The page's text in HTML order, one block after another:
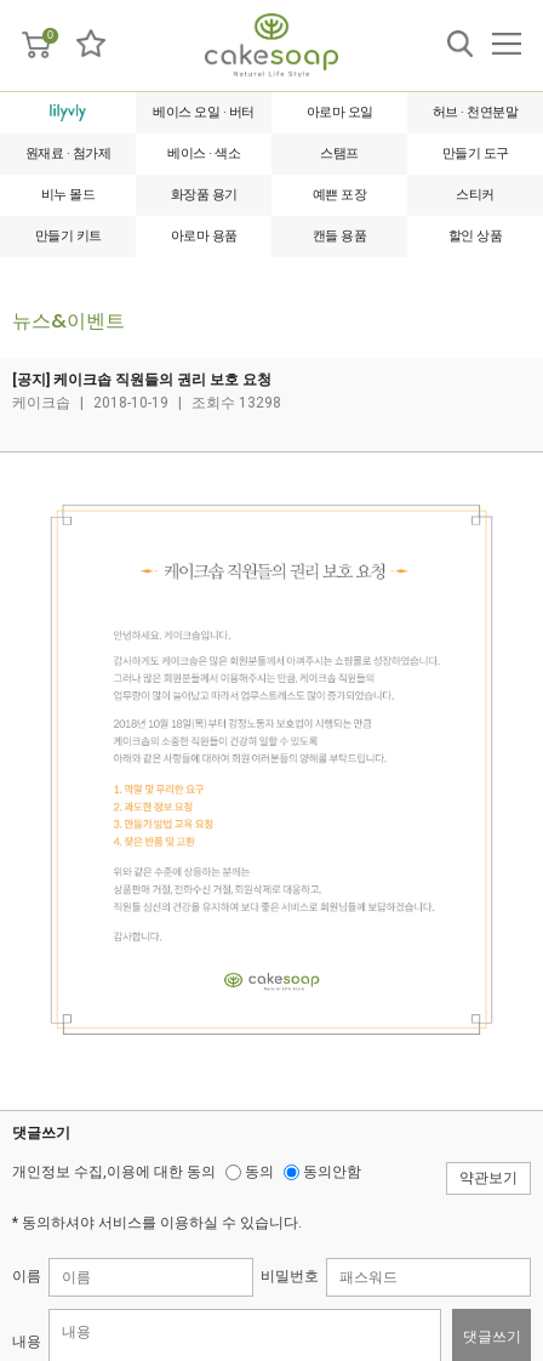
0
베이스 오일 · 버터 아로마 오일 허브 · 천연분말
원재료 · 첨가제 베이스 · 색소 스탬프 만들기 도구
비누 몰드 화장품 용기 예쁜 포장 스티커
만들기 키트 아로마 용품 캔들 용품 할인 상품
뉴스&이벤트
[공지] 케이크솝 직원들의 권리 보호 요청
케이크솝
2018-10-19 조회수 13298
댓글쓰기
개인정보 수집,이용에 대한 동의 동의 동의안함 약관보기
* 동의하셔야 서비스를 이용하실 수 있습니다.
이름 비밀번호
내용 댓글쓰기